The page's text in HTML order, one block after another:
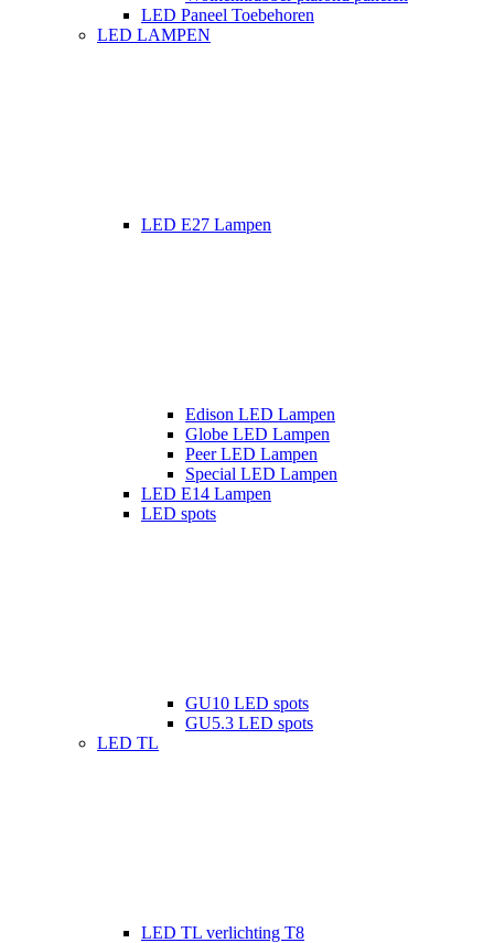
LED Paneel Toebehoren
LED LAMPEN
LED E27 Lampen
Edison LED Lampen
Globe LED Lampen
Peer LED Lampen
Special LED Lampen
LED E14 Lampen
LED spots
GU10 LED spots
GU5.3 LED spots
LED TL
LED TL verlichting T8